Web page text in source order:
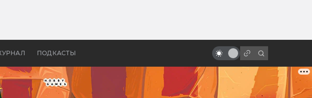
ПОДКАСТЫ
Грецией
младшего